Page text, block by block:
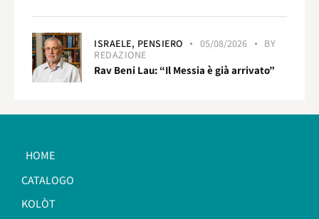
ISRAELE, PENSIERO 05/08/2026
BY
REDAZIONE
Rav Beni Lau: “Il Messia è già arrivato”
HOME
CATALOGO
KOLÒT